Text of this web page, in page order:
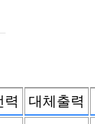
력 대체출력